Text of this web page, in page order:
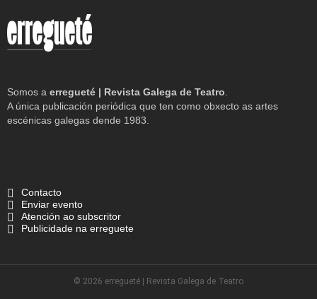
Somos a erregueté | Revista Galega de Teatro
A única publicación periódica que ten como obxecto as artes
escénicas galegas dende 1983.
Contacto
Enviar evento
Atención ao subscritor
Publicidade na erreguete
© 2026 erregueté | Revista Galega de Teatro